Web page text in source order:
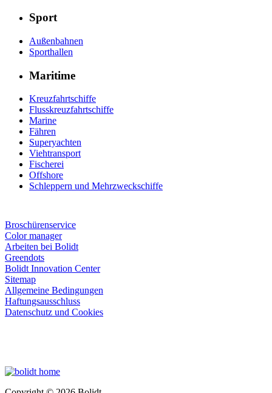
Sport
Außenbahnen
Sporthallen
Maritime
Kreuzfahrtschiffe
Flusskreuzfahrtschiffe
Marine
Fähren
Superyachten
Viehtransport
Fischerei
Offshore
Schleppern und Mehrzweckschiffe
Broschürenservice
Color manager
Arbeiten bei Bolidt
Greendots
Bolidt Innovation Center
Sitemap
Allgemeine Bedingungen
Haftungsausschluss
Datenschutz und Cookies